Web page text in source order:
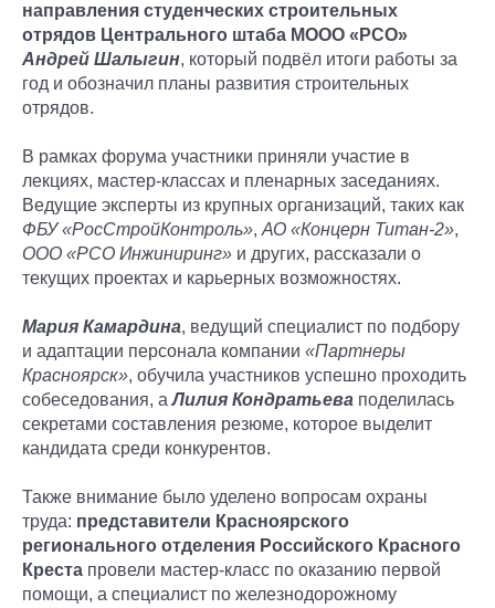
направления студенческих строительных
отрядов Центрального штаба МООО «РСО»
Андрей Шалыгин, который подвёл итоги работы за
год и обозначил планы развития строительных
отрядов.
В рамках форума участники приняли участие в
лекциях, мастер-классах и пленарных заседаниях.
Ведущие эксперты из крупных организаций, таких как
ФБУ «РосСтройКонтроль», АО «Концерн Титан-2»,
ООО «РСО Инжиниринг» и других, рассказали о
текущих проектах и карьерных возможностях.
Мария Камардина, ведущий специалист по подбору
и адаптации персонала компании «Партнеры
Красноярск», обучила участников успешно проходить
собеседования, аЛилия Кондратьева поделилась
секретами составления резюме, которое выделит
кандидата среди конкурентов.
Также внимание было уделено вопросам охраны
труда: представители Красноярского
регионального отделения Российского Красного
Креста провели мастер-класс по оказанию первой
помощи, а специалист по железнодорожному